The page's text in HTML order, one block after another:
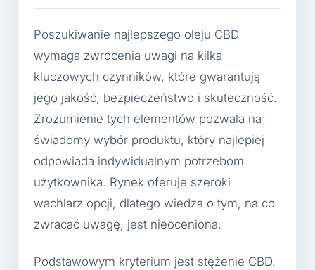
Poszukiwanie najlepszego oleju CBD
wymaga zwrócenia uwagi na kilka
kluczowych czynników, które gwarantują
jego jakość, bezpieczeństwo i skuteczność.
Zrozumienie tych elementów pozwala na
świadomy wybór produktu, który najlepiej
odpowiada indywidualnym potrzebom
użytkownika. Rynek oferuje szeroki
wachlarz opcji, dlatego wiedza o tym, na co
zwracać uwagę, jest nieoceniona.
Podstawowym kryterium jest stężenie CBD.